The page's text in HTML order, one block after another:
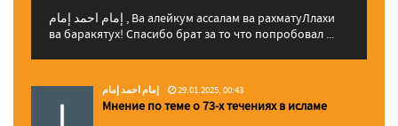
إمام احمد إمام , Ва алейкум ассалам ва рахматуЛлахи
ва баракятух! Спасибо брат за то что попробовал ...
إمام احمد إمام 29.01.2025, 00:43
Мнение по теме о 73-х течениях в исламе